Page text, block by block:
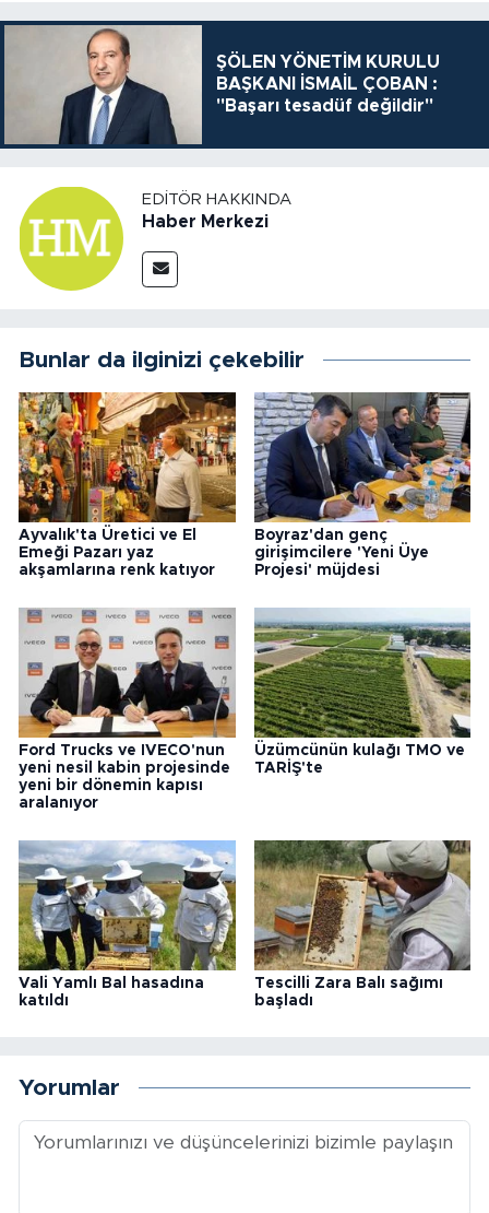
ŞÖLEN YÖNETİM KURULU
BAŞKANI İSMAİL ÇOBAN :
"Başarı tesadüf değildir"
EDITÖR HAKKINDA
Haber Merkezi
Bunlar da ilginizi çekebilir
Ayvalık'ta Üretici ve El
Emeği Pazarı yaz
akşamlarına renk katıyor
Boyraz'dan genç
girişimcilere 'Yeni Üye
Projesi' müjdesi
Ford Trucks ve IVECO'nun
yeni nesil kabin projesinde
yeni bir dönemin kapısı
aralanıyor
Üzümcünün kulağı TMO ve
TARİŞ'te
Vali Yamlı Bal hasadına
katıldı
Tescilli Zara Balı sağımı
başladı
Yorumlar